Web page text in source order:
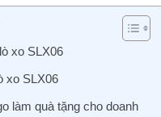
xo SLX06
xo SLX06
làm quà tặng cho doanh